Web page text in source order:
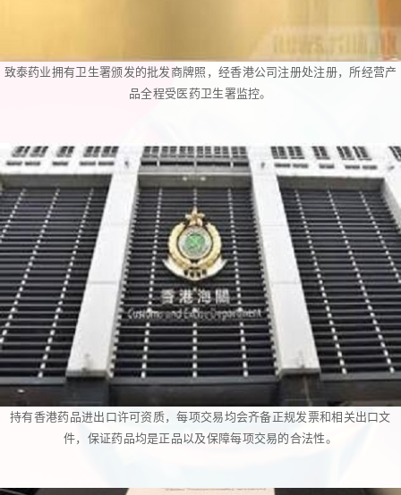
致泰药业拥有卫生署颁发的批发商牌照，经香港公司注册处注册，所经营产
品全程受医药卫生署监控。
持有香港药品进出口许可资质，每项交易均会齐备正规发票和相关出口文
件，保证药品均是正品以及保障每项交易的合法性。